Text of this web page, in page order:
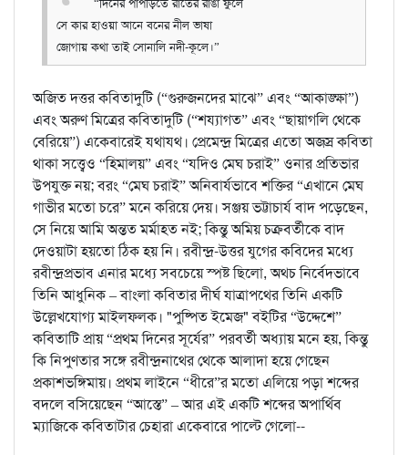
সে কার হাওয়া আনে বনের নীল ভাষা
জোগায় কথা তাই সোনালি নদী-কূলে।”
অজিত দত্তর কবিতাদুটি (“গুরুজনদের মাঝে” এবং “আকাঙ্ক্ষা”)
এবং অরুণ মিত্রের কবিতাদুটি (“শয্যাগত” এবং “ছায়াগলি থেকে
বেরিয়ে”) একেবারেই যথাযথ। প্রেমেন্দ্র মিত্রের এতো অজস্র কবিতা
থাকা সত্ত্বেও “হিমালয়” এবং “যদিও মেঘ চরাই” ওনার প্রতিভার
উপযুক্ত নয়; বরং “মেঘ চরাই” অনিবার্যভাবে শক্তির “এখানে মেঘ
গাভীর মতো চরে” মনে করিয়ে দেয়। সঞ্জয় ভট্টাচার্য বাদ পড়েছেন,
সে নিয়ে আমি অন্তত মর্মাহত নই; কিন্তু অমিয় চক্রবর্তীকে বাদ
দেওয়াটা হয়তো ঠিক হয় নি। রবীন্দ্র-উত্তর যুগের কবিদের মধ্যে
রবীন্দ্রপ্রভাব এনার মধ্যে সবচেয়ে স্পষ্ট ছিলো, অথচ নির্বেদভাবে
তিনি আধুনিক – বাংলা কবিতার দীর্ঘ যাত্রাপথের তিনি একটি
উল্লেখযোগ্য মাইলফলক। "পুষ্পিত ইমেজ" বইটির “উদ্দেশে”
কবিতাটি প্রায় “প্রথম দিনের সূর্যের” পরবর্তী অধ্যায় মনে হয়, কিন্তু
কি নিপুণতার সঙ্গে রবীন্দ্রনাথের থেকে আলাদা হয়ে গেছেন
প্রকাশভঙ্গিমায়। প্রথম লাইনে “ধীরে”র মতো এলিয়ে পড়া শব্দের
বদলে বসিয়েছেন “আস্তে” – আর এই একটি শব্দের অপার্থিব
ম্যাজিকে কবিতাটার চেহারা একেবারে পাল্টে গেলো--